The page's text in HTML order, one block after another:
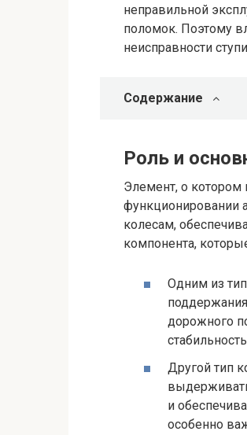
неправильной
поломок. Поэтому
неисправности
Содержание
Роль и
Элемент, о котором
функционировании
колесам,
компонента,
Одним из
дорожного
Другой тип
и
особенно